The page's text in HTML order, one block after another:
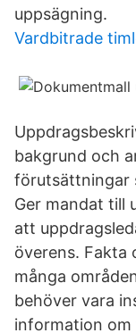
uppsägning.
Vardbitrade
bakgrund och
förutsättningar
Ger mandat till
att
överens. Fakta
många
behöver vara
information